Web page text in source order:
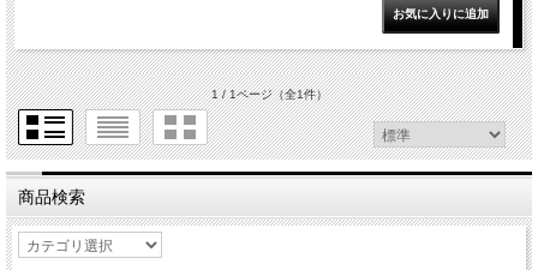
1 / 1ページ（全1件）
商品検索